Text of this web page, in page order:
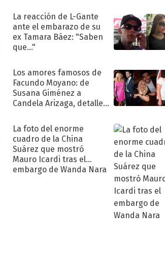
La reacción de L-Gante
ante el embarazo de su
ex Tamara Báez: "Saben
que..."
Los amores famosos de
Facundo Moyano: de
Susana Giménez a
Candela Arizaga, detalles
sentimental
La foto del enorme
cuadro de la China
Suárez que mostró
Mauro Icardi tras el
embargo de Wanda Nara